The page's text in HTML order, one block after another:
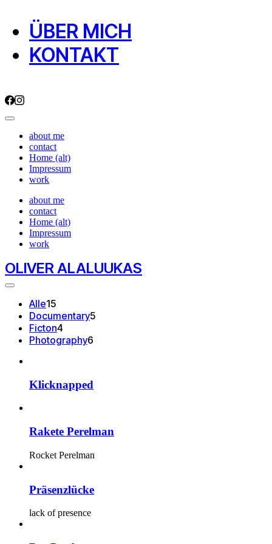
ÜBER MICH
KONTAKT
about me
contact
Home (alt)
Impressum
work
about me
contact
Home (alt)
Impressum
work
OLIVER ALALUUKAS
Alle1515
Artikel
Documentary55
Ficton4
Artikel
Photography6
Klicknapped
Rakete Perelman
Rocket Perelman
Präsenzlücke
lack of presence